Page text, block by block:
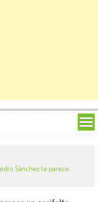
Sánchez te parece